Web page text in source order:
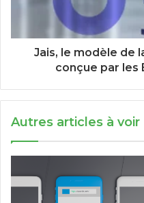
Jais, le modèle de
conçue par les
Autres articles à voir